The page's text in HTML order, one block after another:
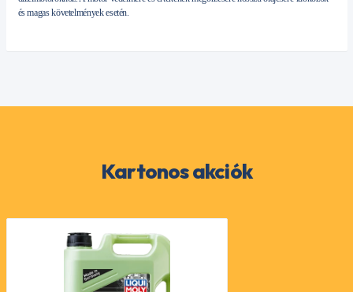
és magas követelmények esetén.
Kartonos akciók